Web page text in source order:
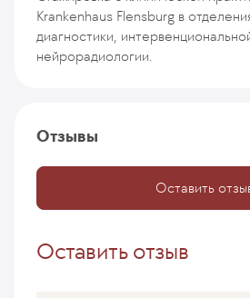
Krankenhaus Flensburg в
диагностики,
нейрорадиологии.
Отзывы
Оставить
Оставить отзыв